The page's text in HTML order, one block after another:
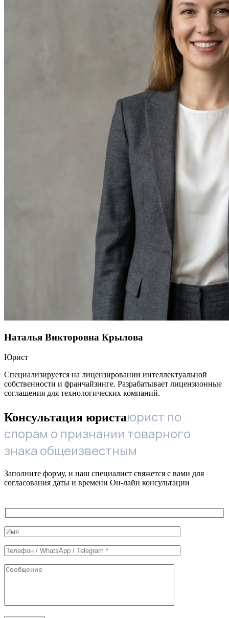
Наталья Викторовна Крылова
Юрист
Специализируется на лицензировании интеллектуальной
собственности и франчайзинге. Разрабатывает лицензионные
соглашения для технологических компаний.
Консультация юристаюрист по
спорам о признании товарного
знака общеизвестным
Заполните форму, и наш специалист свяжется с вами для
согласования даты и времени Он-лайн консультации
Служебные
поля
формы